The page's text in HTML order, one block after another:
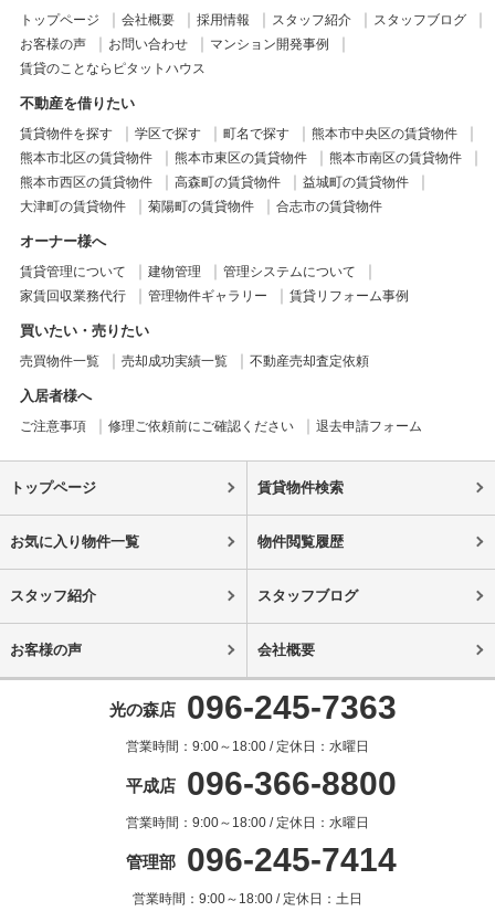
トップページ 会社概要 採用情報 スタッフ紹介
スタッフブログ
お客様の声
お問い合わせ
マンション開発事例
賃貸のことならピタットハウス
不動産を借りたい
賃貸物件を探す 学区で探す 町名で探す
熊本市中央区の賃貸物件
熊本市北区の賃貸物件
熊本市東区の賃貸物件
熊本市南区の賃貸物件
熊本市西区の賃貸物件
高森町の賃貸物件
益城町の賃貸物件
大津町の賃貸物件
菊陽町の賃貸物件 合志市の賃貸物件
オーナー様へ
賃貸管理について 建物管理
管理システムについて
家賃回収業務代行
管理物件ギャラリー 賃貸リフォーム事例
買いたい・売りたい
売買物件一覧 売却成功実績一覧 不動産売却査定依頼
入居者様へ
ご注意事項 修理ご依頼前にご確認ください 退去申請フォーム
トップページ 賃貸物件検索
お気に入り物件一覧 物件閲覧履歴
スタッフ紹介 スタッフブログ
お客様の声 会社概要
光の森店 096-245-7363
営業時間：9:00～18:00 / 定休日：水曜日
平成店 096-366-8800
営業時間：9:00～18:00 / 定休日：水曜日
管理部 096-245-7414
営業時間：9:00～18:00 / 定休日：土日